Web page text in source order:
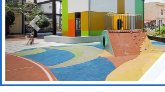
本校115學